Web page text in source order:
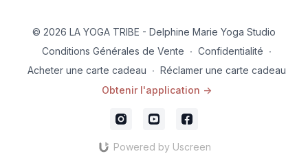
© 2026 LA YOGA TRIBE - Delphine Marie Yoga Studio
Conditions Générales de Vente ∙ Confidentialité ∙
Acheter une carte cadeau ∙ Réclamer une carte cadeau
Obtenir l'application ->
Powered by Uscreen